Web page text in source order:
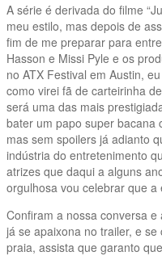
A série é derivada do filme
meu estilo, mas depois de
fim de me preparar para
Hasson e Missi Pyle e os
no ATX Festival em Austin,
como virei fã de carteirinha
será uma das mais
bater um papo super bacana
mas sem spoilers já adianto
indústria do entretenimento
atrizes que daqui a alguns
orgulhosa vou celebrar que
Confiram a nossa conversa
já se apaixona no trailer, e
praia, assista que garanto